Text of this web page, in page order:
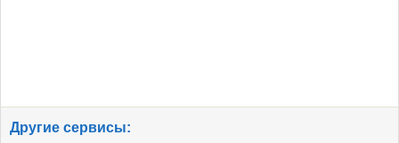
Другие сервисы: